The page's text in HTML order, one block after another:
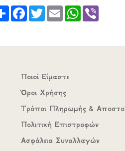
Share FacebookTwitterEmail WhatsApp
Ποιοί Είμαστε
Όροι Χρήσης
Τρόποι Πληρωμής &
Πολιτική Επιστροφών
Ασφάλεια Συναλλαγών